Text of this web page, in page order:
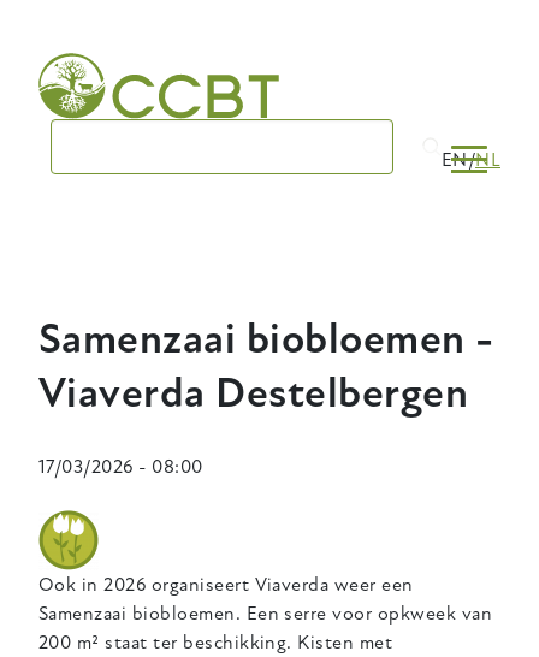
main
navigation
EN NL
Samenzaai biobloemen -
Viaverda Destelbergen
17/03/2026 - 08:00
Ook in 2026 organiseert Viaverda weer een
Samenzaai biobloemen. Een serre voor opkweek van
200 m² staat ter beschikking. Kisten met